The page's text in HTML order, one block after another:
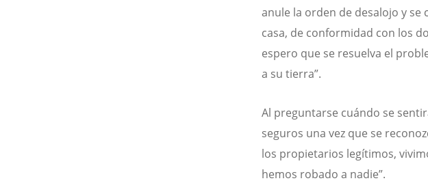
anule la orden de desalojo y
casa, de conformidad con los
espero que se resuelva el
a su tierra”.
Al preguntarse cuándo se
seguros una vez que se
los propietarios legítimos,
hemos robado a nadie”.